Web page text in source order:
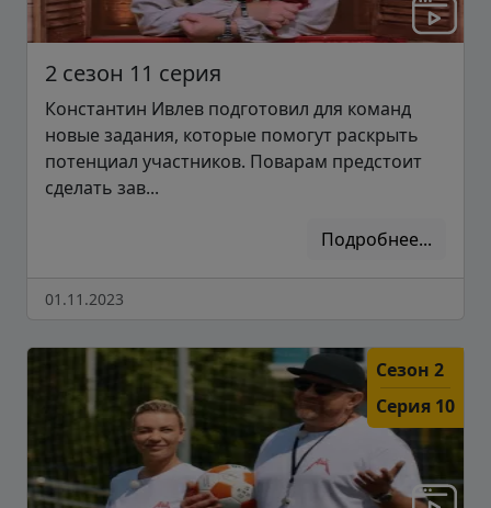
2 сезон 11 серия
Константин Ивлев подготовил для команд
новые задания, которые помогут раскрыть
потенциал участников. Поварам предстоит
сделать зав...
Подробнее...
01.11.2023
Сезон 2
Серия 10